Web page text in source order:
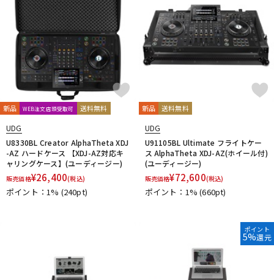
新品 WEB注文店頭受取可 送料無料
UDG
U8330BL Creator AlphaTheta XDJ
-AZ ハードケース 【XDJ-AZ対応キ
ャリングケース】(ユーディージー)
販売価格¥26,400(税込)
ポイント：1% (240pt)
新品 送料無料
UDG
U91105BL Ultimate フライトケー
ス AlphaTheta XDJ-AZ(ホイール付)
(ユーディージー)
販売価格¥72,600(税込)
ポイント：1%(660pt)
ポイント
5%還元